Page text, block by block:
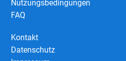
Nutzungsbedingungen
FAQ
Kontakt
Datenschutz